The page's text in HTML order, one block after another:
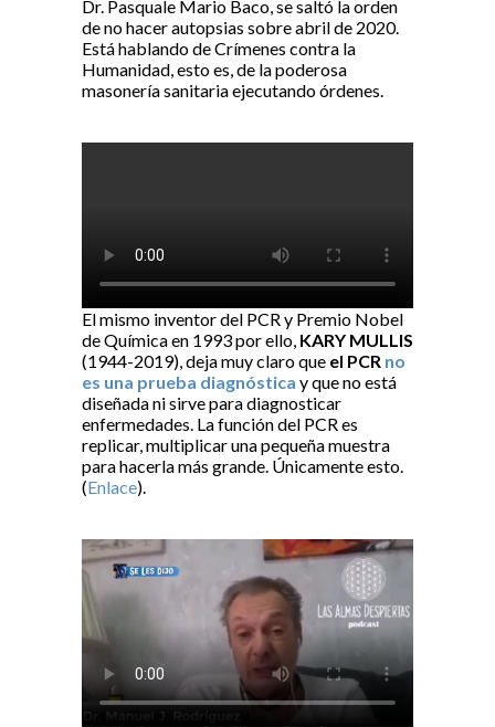
Dr. Pasquale Mario Baco, se saltó la orden
de no hacer autopsias sobre abril de 2020.
Está hablando de Crímenes contra la
Humanidad, esto es, de la poderosa
masonería sanitaria ejecutando órdenes.
El mismo inventor del PCR y Premio Nobel
de Química en 1993 por ello, KARY MULLIS
(1944-2019), deja muy claro que el PCR no
es una prueba diagnóstica y que no está
diseñada ni sirve para diagnosticar
enfermedades. La función del PCR es
replicar, multiplicar una pequeña muestra
para hacerla más grande. Únicamente esto.
(Enlace).